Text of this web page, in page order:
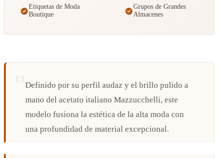
Etiquetas de Moda
Boutique
Grupos de Grandes
Almacenes
Definido por su perfil audaz y el brillo pulido a
mano del acetato italiano Mazzucchelli, este
modelo fusiona la estética de la alta moda con
una profundidad de material excepcional.